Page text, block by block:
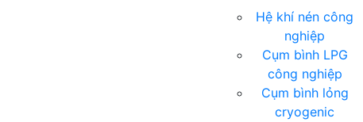
Hệ khí nén công
nghiệp
Cụm bình LPG
công nghiệp
Cụm bình lỏng
cryogenic